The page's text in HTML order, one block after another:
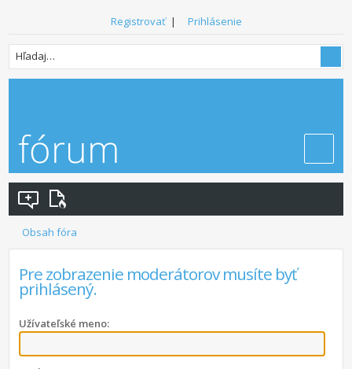
Registrovať| Prihlásenie
Obsah fóra
Pre zobrazenie moderátorov musíte byť
prihlásený.
Užívateľské meno: